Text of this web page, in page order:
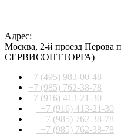
Адрес:
Москва, 2-й проезд Перова
СЕРВИСОПТТОРГА)
+7 (495) 983-00-48
+7 (985) 762-38-78
+7 (916) 413-21-30
+7 (916) 413-21-30
+7 (985) 762-38-78
+7 (985) 762-38-78